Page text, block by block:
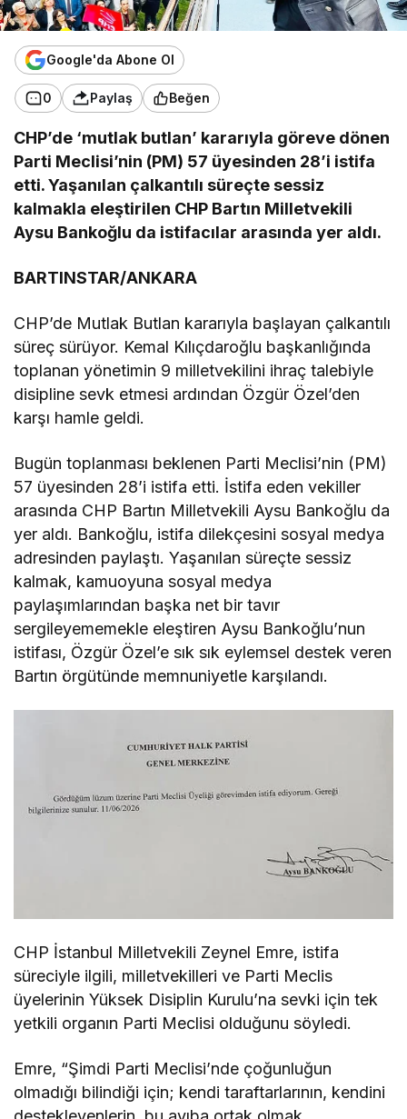
Google'da Abone Ol
0 Paylaş Beğen
CHP’de ‘mutlak butlan’ kararıyla göreve dönen
Parti Meclisi’nin (PM) 57 üyesinden 28’i istifa
etti. Yaşanılan çalkantılı süreçte sessiz
kalmakla eleştirilen CHP Bartın Milletvekili
Aysu Bankoğlu da istifacılar arasında yer aldı.
BARTINSTAR/ANKARA
CHP’de Mutlak Butlan kararıyla başlayan çalkantılı
süreç sürüyor. Kemal Kılıçdaroğlu başkanlığında
toplanan yönetimin 9 milletvekilini ihraç talebiyle
disipline sevk etmesi ardından Özgür Özel’den
karşı hamle geldi.
Bugün toplanması beklenen Parti Meclisi’nin (PM)
57 üyesinden 28’i istifa etti. İstifa eden vekiller
arasında CHP Bartın Milletvekili Aysu Bankoğlu da
yer aldı. Bankoğlu, istifa dilekçesini sosyal medya
adresinden paylaştı. Yaşanılan süreçte sessiz
kalmak, kamuoyuna sosyal medya
paylaşımlarından başka net bir tavır
sergileyememekle eleştiren Aysu Bankoğlu’nun
istifası, Özgür Özel’e sık sık eylemsel destek veren
Bartın örgütünde memnuniyetle karşılandı.
CHP İstanbul Milletvekili Zeynel Emre, istifa
süreciyle ilgili, milletvekilleri ve Parti Meclis
üyelerinin Yüksek Disiplin Kurulu’na sevki için tek
yetkili organın Parti Meclisi olduğunu söyledi.
Emre, “Şimdi Parti Meclisi’nde çoğunluğun
olmadığı bilindiği için; kendi taraftarlarının, kendini